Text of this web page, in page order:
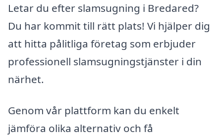
Letar du efter slamsugning i Bredared?
Du har kommit till rätt plats! Vi hjälper dig
att hitta pålitliga företag som erbjuder
professionell slamsugningstjänster i din
närhet.
Genom vår plattform kan du enkelt
jämföra olika alternativ och få